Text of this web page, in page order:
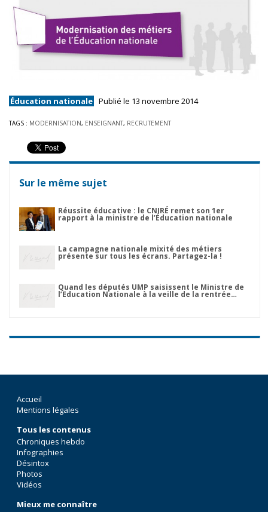
Éducation nationale Publié le 13 novembre 2014
TAGS : MODERNISATION, ENSEIGNANT, RECRUTEMENT
Sur le même sujet
Réussite éducative : le CNIRÉ remet son 1er
rapport à la ministre de l’Éducation nationale
La campagne nationale mixité des métiers
présente sur tous les écrans. Partagez-la !
Quand les députés UMP saisissent le Ministre de
l’Education Nationale à la veille de la rentrée…
Accueil
Mentions légales
Tous les contenus
Chroniques hebdo
Infographies
Désintox
Photos
Vidéos
Mieux me connaître